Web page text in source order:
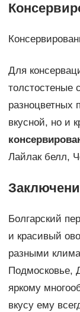
Для
толстостеные
разноцветных
вкусной, но и
Лайлак белл,
Болгарский
и красивый
разными
Подмосковье,
яркому
вкусу ему